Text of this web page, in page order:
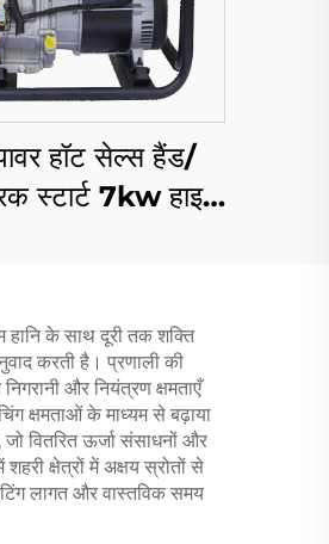
हॉट सेल्स हैंड/
स्टार्ट 7kw हाइ
हानि के साथ दूरी तक शक्ति
करती है। प्रणाली की
और नियंत्रण क्षमताएँ
क्षमताओं के माध्यम से बढ़ाया
जो वितरित ऊर्जा संसाधनों और
क्षेत्रों में अक्षय स्रोतों से
लागत और वास्तविक समय